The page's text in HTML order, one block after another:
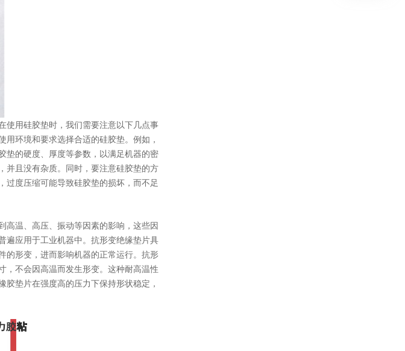
使用硅胶垫时，我们需要注意以下几点事
环境和要求选择合适的硅胶垫。例如，
垫的硬度、厚度等参数，以满足机器的密
并且没有杂质。同时，要注意硅胶垫的方
过度压缩可能导致硅胶垫的损坏，而不足
高温、高压、振动等因素的影响，这些因
遍应用于工业机器中。抗形变绝缘垫片具
的形变，进而影响机器的正常运行。抗形
，不会因高温而发生形变。这种耐高温性
垫片在强度高的压力下保持形状稳定，